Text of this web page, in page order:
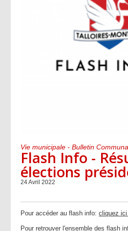
Vie municipale - Bulletin
Flash Info -
élections
24 Avril 2022
Pour accéder au flash info:cliquez ici
Pour retrouver l'ensemble des flash